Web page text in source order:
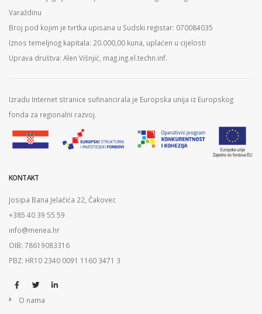
Varaždinu
Broj pod kojim je tvrtka upisana u Sudski registar: 070084035
Iznos temeljnog kapitala: 20.000,00 kuna, uplaćen u cijelosti
Uprava društva: Alen Višnjić, mag.ing.el.techn.inf.
Izradu Internet stranice sufinancirala je Europska unija iz Europskog
fonda za regionalni razvoj.
KONTAKT
Josipa Bana Jelačića 22, Čakovec
+385 40 39 55 59
info@menea.hr
OIB: 78619083316
PBZ: HR10 2340 0091 1160 3471 3
O nama